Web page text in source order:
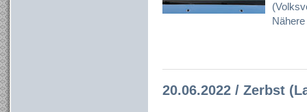
20.06.2022 / Zerbst